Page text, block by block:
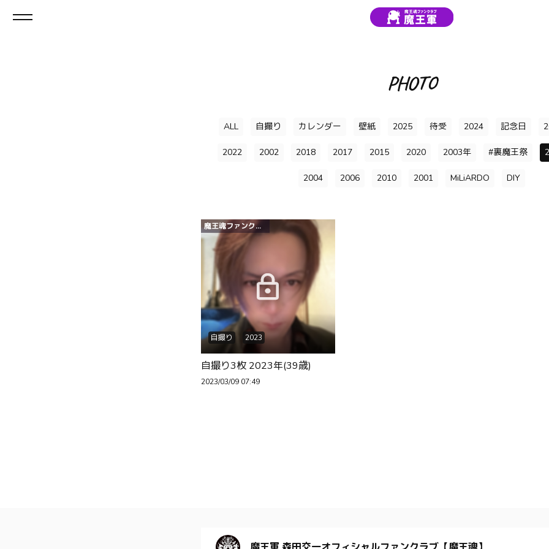
PHOTO
ALL 自撮り カレンダー 壁紙 2025 待受 2024 記念日
2022 2002 2018 2017 2015 2020 2003年 #裏魔王祭
2004 2006 2010 2001 MiLiARDO DIY
魔王魂ファンクラブ『魔王軍』有料会員限定
自撮り 2023
自撮り3枚 2023年(39歳)
2023/03/09 07:49